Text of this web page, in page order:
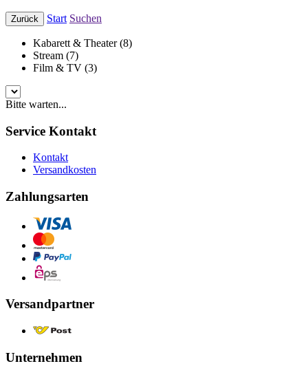
Zurück Start Suchen
Kabarett & Theater (8)
Stream (7)
Film & TV (3)
Bitte warten...
Service Kontakt
Kontakt
Versandkosten
Zahlungsarten
Versandpartner
Unternehmen